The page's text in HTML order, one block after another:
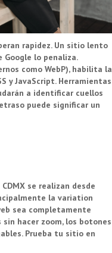
rapidez. Un sitio lento
lo penaliza.
como WebP), habilita la
y JavaScript. Herramientas
a identificar cuellos
puede significar un
se realizan desde
la variation
sea completamente
hacer zoom, los botones
Prueba tu sitio en